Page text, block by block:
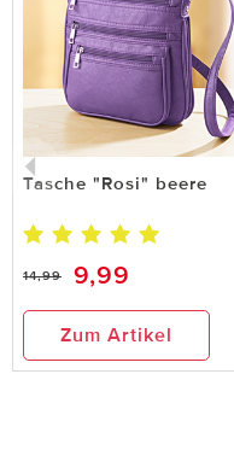
Tasche "Rosi" beere
14,99 9,99
Zum Artikel